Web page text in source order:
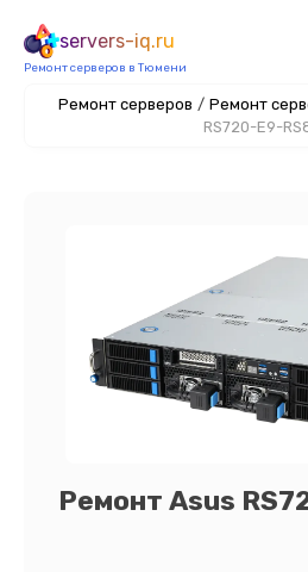
servers-iq.ru
Ремонт серверов в Тюмени
Ремонт серверов / Ремонт
RS720-E9-
Ремонт Asus